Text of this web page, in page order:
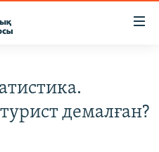
демалған?